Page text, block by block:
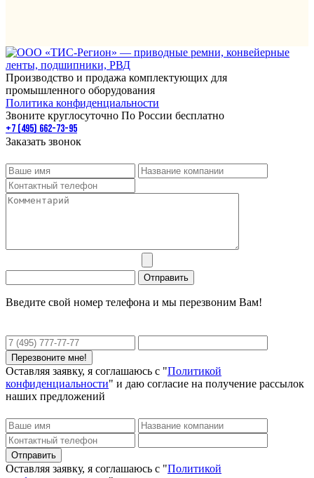
Производство и продажа комплектующих для
промышленного оборудования
Политика конфиденциальности
Звоните круглосуточно По России бесплатно
+7 (495) 662-73-95
Заказать звонок
Введите свой номер телефона и мы перезвоним Вам!
Оставляя заявку, я соглашаюсь с "Политикой
конфиденциальности" и даю согласие на получение рассылок
наших предложений
Оставляя заявку, я соглашаюсь с "Политикой